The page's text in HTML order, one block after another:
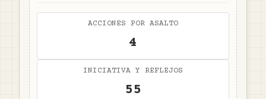
ACCIONES POR ASALTO
4
INICIATIVA Y REFLEJOS
55